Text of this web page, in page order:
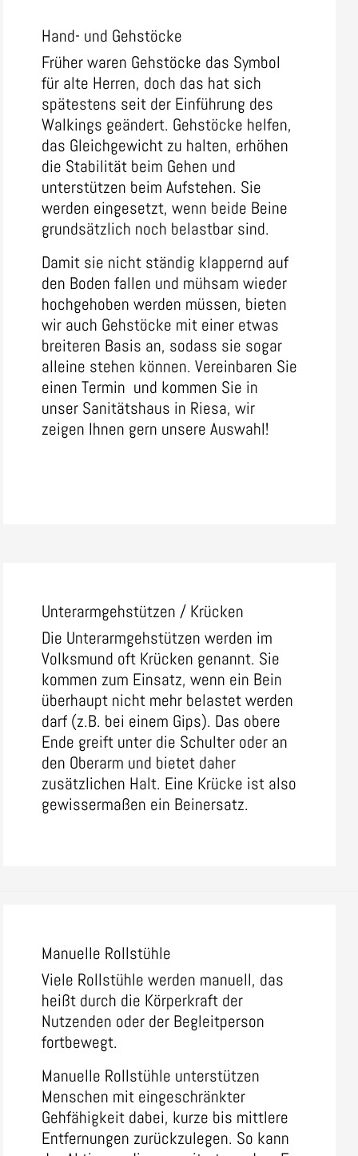
Hand- und Gehstöcke
Früher waren Gehstöcke das Symbol
für alte Herren, doch das hat sich
spätestens seit der Einführung des
Walkings geändert. Gehstöcke helfen,
das Gleichgewicht zu halten, erhöhen
die Stabilität beim Gehen und
unterstützen beim Aufstehen. Sie
werden eingesetzt, wenn beide Beine
grundsätzlich noch belastbar sind.
Damit sie nicht ständig klappernd auf
den Boden fallen und mühsam wieder
hochgehoben werden müssen, bieten
wir auch Gehstöcke mit einer etwas
breiteren Basis an, sodass sie sogar
alleine stehen können. Vereinbaren Sie
einen Termin und kommen Sie in
unser Sanitätshaus in Riesa, wir
zeigen Ihnen gern unsere Auswahl!
Unterarmgehstützen / Krücken
Die Unterarmgehstützen werden im
Volksmund oft Krücken genannt. Sie
kommen zum Einsatz, wenn ein Bein
überhaupt nicht mehr belastet werden
darf (z.B. bei einem Gips). Das obere
Ende greift unter die Schulter oder an
den Oberarm und bietet daher
zusätzlichen Halt. Eine Krücke ist also
gewissermaßen ein Beinersatz.
Manuelle Rollstühle
Viele Rollstühle werden manuell, das
heißt durch die Körperkraft der
Nutzenden oder der Begleitperson
fortbewegt.
Manuelle Rollstühle unterstützen
Menschen mit eingeschränkter
Gehfähigkeit dabei, kurze bis mittlere
Entfernungen zurückzulegen. So kann